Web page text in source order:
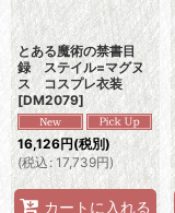
とある魔術の禁書目
録 ステイル=マグヌ
ス コスプレ衣装
[DM2079]
16,126円(税別)
(税込: 17,739円)
カートに入れる